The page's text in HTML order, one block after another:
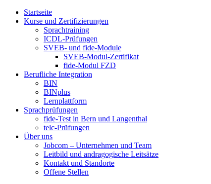
Startseite
Kurse und Zertifizierungen
Sprachtraining
ICDL-Prüfungen
SVEB- und fide-Module
SVEB-Modul-Zertifikat
fide-Modul FZD
Berufliche Integration
BIN
BINplus
Lernplattform
Sprachprüfungen
fide-Test in Bern und Langenthal
telc-Prüfungen
Über uns
Jobcom – Unternehmen und Team
Leitbild und andragogische Leitsätze
Kontakt und Standorte
Offene Stellen